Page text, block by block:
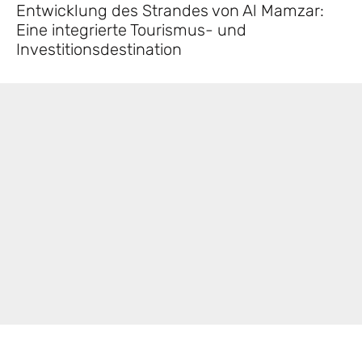
Entwicklung des Strandes von Al Mamzar:
Eine integrierte Tourismus- und
Investitionsdestination